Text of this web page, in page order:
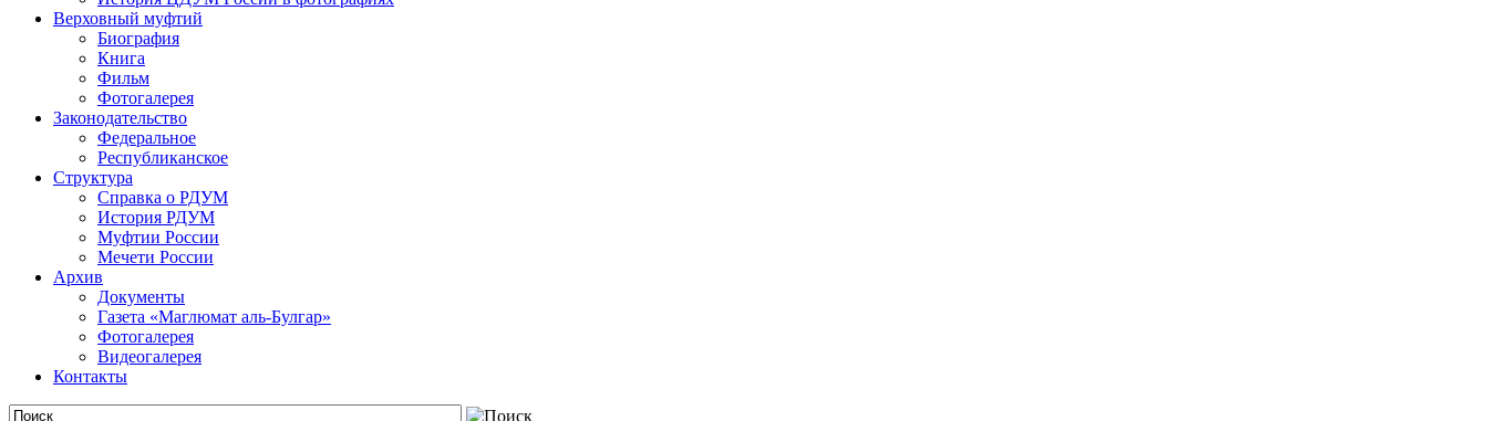
Верховный муфтий
Биография
Книга
Фильм
Фотогалерея
Законодательство
Федеральное
Республиканское
Структура
Справка о РДУМ
История РДУМ
Муфтии России
Мечети России
Архив
Документы
Газета «Маглюмат аль-Булгар»
Фотогалерея
Видеогалерея
Контакты